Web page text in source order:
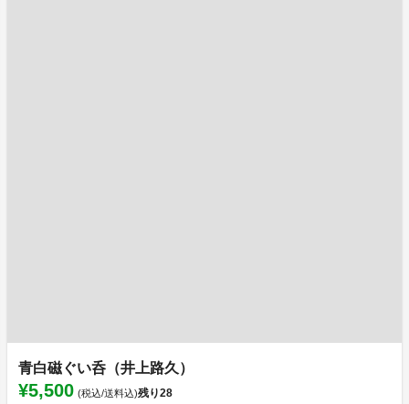
青白磁ぐい呑（井上路久）
¥5,500 (税込/送料込)残り28